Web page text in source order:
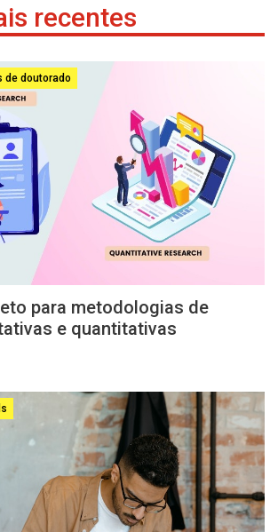
recentes
de doutorado
para metodologias de
e quantitativas